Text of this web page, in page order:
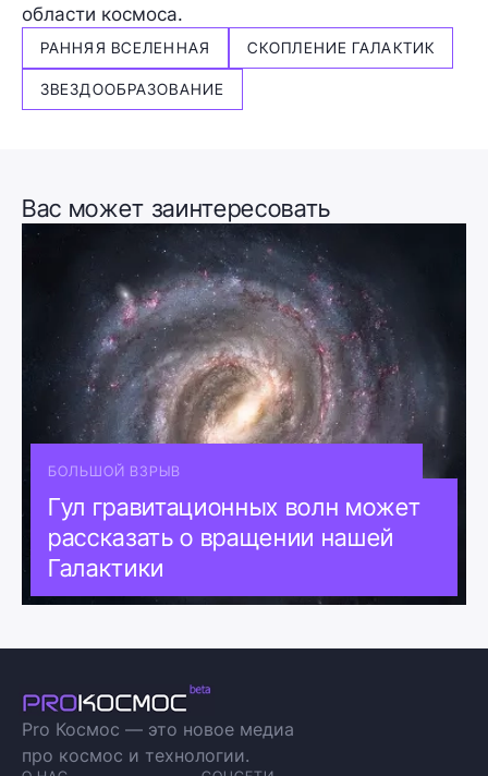
области космоса.
РАННЯЯ ВСЕЛЕННАЯ СКОПЛЕНИЕ ГАЛАКТИК
ЗВЕЗДООБРАЗОВАНИЕ
Вас может заинтересовать
БОЛЬШОЙ ВЗРЫВ
Гул гравитационных волн может
рассказать о вращении нашей
Галактики
Pro Космос — это новое медиа
про космос и технологии.